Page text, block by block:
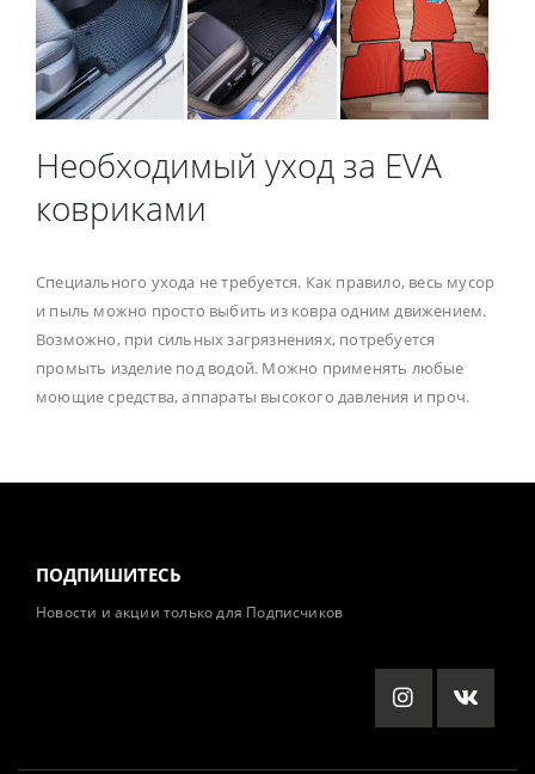
Необходимый уход за EVA
ковриками
Специального ухода не требуется. Как правило, весь мусор
и пыль можно просто выбить из ковра одним движением.
Возможно, при сильных загрязнениях, потребуется
промыть изделие под водой. Можно применять любые
моющие средства, аппараты высокого давления и проч.
ПОДПИШИТЕСЬ
Новости и акции только для Подписчиков